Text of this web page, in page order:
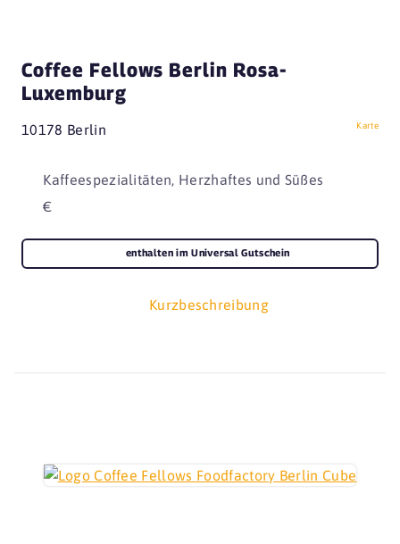
Coffee Fellows Berlin Rosa-
Luxemburg
10178 Berlin Karte
Kaffeespezialitäten, Herzhaftes und Süßes
€
Kurzbeschreibung
enthalten im Universal Gutschein